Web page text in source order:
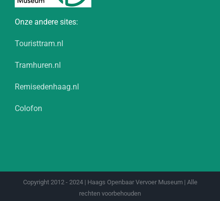
Onze andere sites:
Touristtram.nl
Tramhuren.nl
Remisedenhaag.nl
Colofon
Copyright 2012 - 2024 | Haags Openbaar Vervoer Museum | Alle
rechten voorbehouden